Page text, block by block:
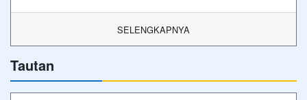
SELENGKAPNYA
Tautan